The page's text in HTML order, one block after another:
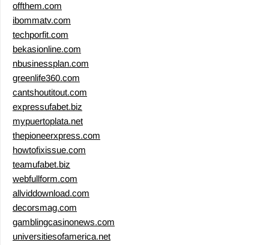
offthem.com
ibommatv.com
techporfit.com
bekasionline.com
nbusinessplan.com
greenlife360.com
cantshoutitout.com
expressufabet.biz
mypuertoplata.net
thepioneerxpress.com
howtofixissue.com
teamufabet.biz
webfullform.com
allviddownload.com
decorsmag.com
gamblingcasinonews.com
universitiesofamerica.net